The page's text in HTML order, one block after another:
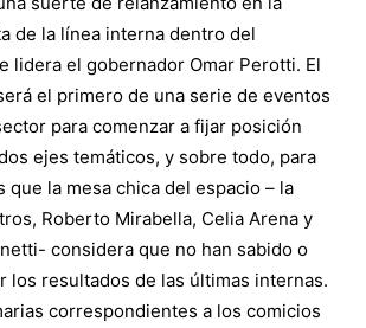
de la línea interna dentro del
lidera el gobernador Omar Perotti. El
el primero de una serie de eventos
para comenzar a fijar posición
ejes temáticos, y sobre todo, para
que la mesa chica del espacio – la
Roberto Mirabella, Celia Arena y
considera que no han sabido o
los resultados de las últimas internas.
correspondientes a los comicios